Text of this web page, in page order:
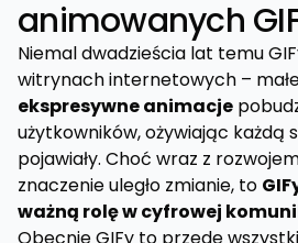
animowanych
Niemal dwadzieścia lat temu
witrynach internetowych –
ekspresywne animacje
użytkowników, ożywiając każdą
pojawiały. Choć wraz z
znaczenie uległo zmianie, to
ważną rolę w cyfrowej